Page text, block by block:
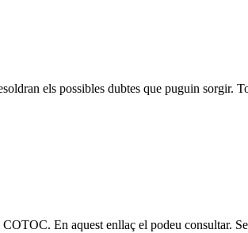
els possibles dubtes que puguin sorgir.
En aquest enllaç el podeu consultar.